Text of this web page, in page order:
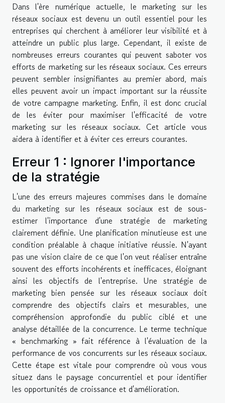
Dans l'ère numérique actuelle, le marketing sur les
réseaux sociaux est devenu un outil essentiel pour les
entreprises qui cherchent à améliorer leur visibilité et à
atteindre un public plus large. Cependant, il existe de
nombreuses erreurs courantes qui peuvent saboter vos
efforts de marketing sur les réseaux sociaux. Ces erreurs
peuvent sembler insignifiantes au premier abord, mais
elles peuvent avoir un impact important sur la réussite
de votre campagne marketing. Enfin, il est donc crucial
de les éviter pour maximiser l'efficacité de votre
marketing sur les réseaux sociaux. Cet article vous
aidera à identifier et à éviter ces erreurs courantes.
Erreur 1 : Ignorer l'importance
de la stratégie
L'une des erreurs majeures commises dans le domaine
du marketing sur les réseaux sociaux est de sous-
estimer l'importance d'une stratégie de marketing
clairement définie. Une planification minutieuse est une
condition préalable à chaque initiative réussie. N'ayant
pas une vision claire de ce que l'on veut réaliser entraîne
souvent des efforts incohérents et inefficaces, éloignant
ainsi les objectifs de l'entreprise. Une stratégie de
marketing bien pensée sur les réseaux sociaux doit
comprendre des objectifs clairs et mesurables, une
compréhension approfondie du public ciblé et une
analyse détaillée de la concurrence. Le terme technique
« benchmarking » fait référence à l'évaluation de la
performance de vos concurrents sur les réseaux sociaux.
Cette étape est vitale pour comprendre où vous vous
situez dans le paysage concurrentiel et pour identifier
les opportunités de croissance et d'amélioration.